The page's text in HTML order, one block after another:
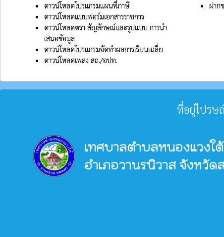
ดาวน์โหลดโปรแกรมแผนที่ภาษี
ดาวน์โหลดแบบฟอร์มเอกสารราชการ
ดาวน์โหลดตรา สัญลักษณ์และรูปแบบ การนำ
เสนอข้อมูล
ดาวน์โหลดโปรแกรมจัดทำผลการเรียนเฉลี่ย
ดาวน์โหลดเพลง สถ./อปท.
ฝาก
ที่อยู่ไปรษ
เทศบาลตำบลหนองแวงใต้
อำเภอวานรนิวาส จังหวัด